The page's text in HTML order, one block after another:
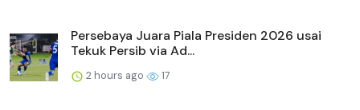
Persebaya Juara Piala Presiden 2026 usai
Tekuk Persib via Ad...
2 hours ago 17